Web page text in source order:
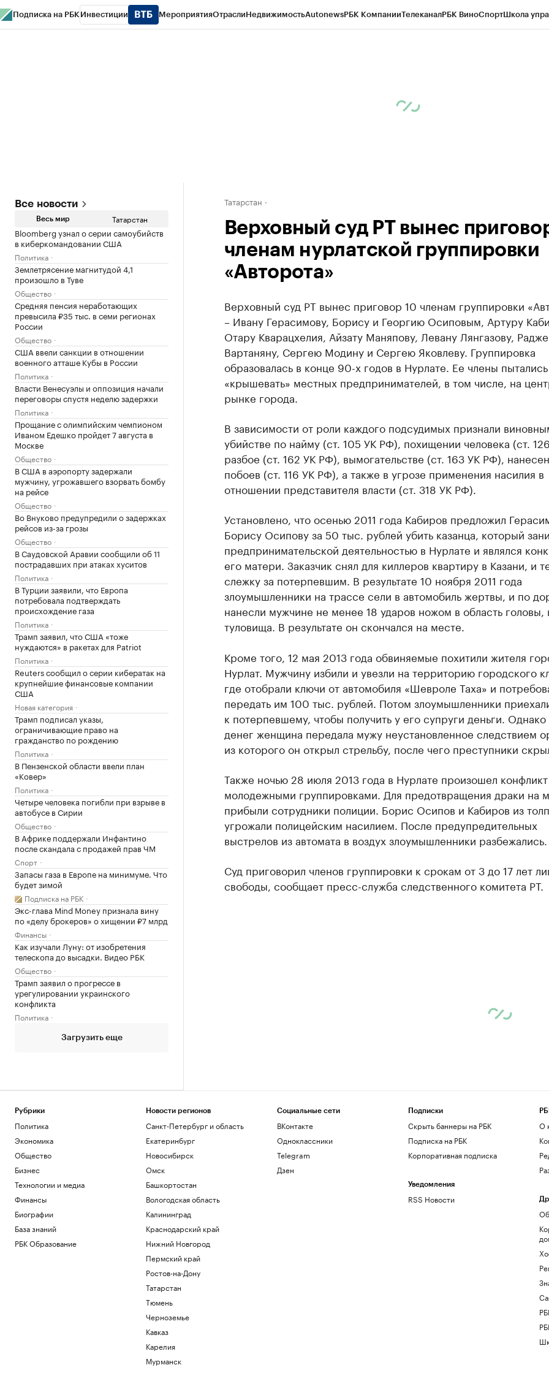
Подписка на РБК Инвестиции МероприятияОтраслиНедвижимостьAutonewsРБК КомпанииТелеканалРБК ВиноСпортШкола
Все новости
Весь мир Татарстан
Bloomberg узнал о серии самоубийств
в киберкомандовании США
Политика
Землетрясение магнитудой 4,1
произошло в Туве
Общество
Средняя пенсия неработающих
превысила ₽35 тыс. в семи регионах
России
Общество
США ввели санкции в отношении
военного атташе Кубы в России
Политика
Власти Венесуэлы и оппозиция начали
переговоры спустя неделю задержки
Политика
Прощание с олимпийским чемпионом
Иваном Едешко пройдет 7 августа в
Москве
Общество
В США в аэропорту задержали
мужчину, угрожавшего взорвать бомбу
на рейсе
Общество
Во Внуково предупредили о задержках
рейсов из-за грозы
Общество
В Саудовской Аравии сообщили об 11
пострадавших при атаках хуситов
Политика
В Турции заявили, что Европа
потребовала подтверждать
происхождение газа
Политика
Трамп заявил, что США «тоже
нуждаются» в ракетах для Patriot
Политика
Reuters сообщил о серии кибератак на
крупнейшие финансовые компании
США
Новая категория
Трамп подписал указы,
ограничивающие право на
гражданство по рождению
Политика
В Пензенской области ввели план
«Ковер»
Политика
Четыре человека погибли при взрыве в
автобусе в Сирии
Общество
В Африке поддержали Инфантино
после скандала с продажей прав ЧМ
Спорт
Запасы газа в Европе на минимуме. Что
будет зимой
Подписка на РБК
Экс-глава Mind Money признала вину
по «делу брокеров» о хищении ₽7 млрд
Финансы
Как изучали Луну: от изобретения
телескопа до высадки. Видео РБК
Общество
Трамп заявил о прогрессе в
урегулировании украинского
конфликта
Политика
Загрузить еще
Татарстан
Верховный суд РТ вынес
членам нурлатской группировки
«Авторота»
Верховный суд РТ вынес приговор 10 членам группировки
– Ивану Герасимову, Борису и Георгию Осиповым, Артуру
Отару Кварацхелия, Айзату Маняпову, Левану Лянгазову, Радже
Вартаняну, Сергею Модину и Сергею Яковлеву. Группировка
образовалась в конце 90-х годов в Нурлате. Ее члены пытались
«крышевать» местных предпринимателей, в том числе, на
рынке города.
В зависимости от роли каждого подсудимых признали
убийстве по найму (ст. 105 УК РФ), похищении человека (ст.
разбое (ст. 162 УК РФ), вымогательстве (ст. 163 УК РФ),
побоев (ст. 116 УК РФ), а также в угрозе применения насилия в
отношении представителя власти (ст. 318 УК РФ).
Установлено, что осенью 2011 года Кабиров предложил
Борису Осипову за 50 тыс. рублей убить казанца, который
предпринимательской деятельностью в Нурлате и являлся
его матери. Заказчик снял для киллеров квартиру в Казани, и
слежку за потерпевшим. В результате 10 ноября 2011 года
злоумышленники на трассе сели в автомобиль жертвы, и по
нанесли мужчине не менее 18 ударов ножом в область
туловища. В результате он скончался на месте.
Кроме того, 12 мая 2013 года обвиняемые похитили жителя
Нурлат. Мужчину избили и увезли на территорию городского
где отобрали ключи от автомобиля «Шевроле Таха» и
передать им 100 тыс. рублей. Потом злоумышленники
к потерпевшему, чтобы получить у его супруги деньги.
денег женщина передала мужу неустановленное следствием
из которого он открыл стрельбу, после чего преступники
Также ночью 28 июля 2013 года в Нурлате произошел
молодежными группировками. Для предотвращения драки на
прибыли сотрудники полиции. Борис Осипов и Кабиров из
угрожали полицейским насилием. После предупредительных
выстрелов из автомата в воздух злоумышленники разбежались.
Суд приговорил членов группировки к срокам от 3 до 17 лет
свободы, сообщает пресс-служба следственного комитета РТ.
Рубрики
Политика
Экономика
Общество
Бизнес
Технологии и медиа
Финансы
Биографии
База знаний
РБК Образование
Новости регионов
Санкт-Петербург и область
Екатеринбург
Новосибирск
Омск
Башкортостан
Вологодская область
Калининград
Краснодарский край
Нижний Новгород
Пермский край
Ростов-на-Дону
Татарстан
Тюмень
Черноземье
Кавказ
Карелия
Мурманск
Социальные сети
ВКонтакте
Одноклассники
Telegram
Дзен
Подписки
Скрыть баннеры на РБК
Подписка на РБК
Корпоративная подписка
Уведомления
RSS Новости
О